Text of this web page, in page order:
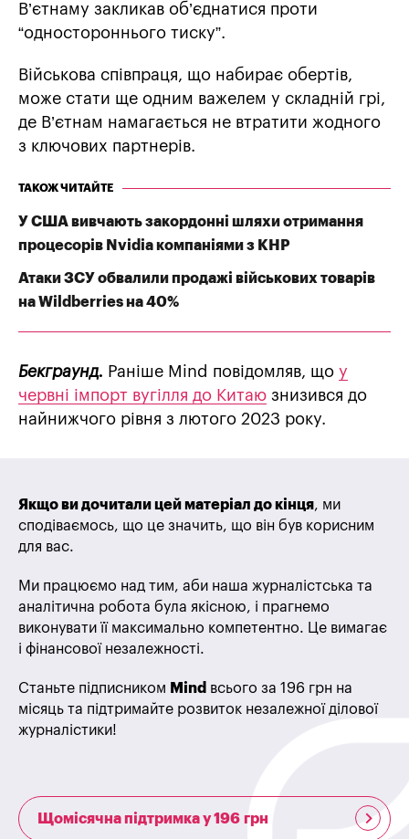
В’єтнаму закликав об’єднатися проти
“одностороннього тиску”.
Військова співпраця, що набирає обертів,
може стати ще одним важелем у складній грі,
де В’єтнам намагається не втратити жодного
з ключових партнерів.
ТАКОЖ ЧИТАЙТЕ
У США вивчають закордонні шляхи отримання
процесорів Nvidia компаніями з КНР
Атаки ЗСУ обвалили продажі військових товарів
на Wildberries на 40%
Бекграунд. Раніше Mind повідомляв, що у
червні імпорт вугілля до Китаю знизився до
найнижчого рівня з лютого 2023 року.
Якщо ви дочитали цей матеріал до кінця, ми
сподіваємось, що це значить, що він був корисним
для вас.
Ми працюємо над тим, аби наша журналістська та
аналітична робота була якісною, і прагнемо
виконувати її максимально компетентно. Це вимагає
і фінансової незалежності.
Станьте підписником Mind всього за 196 грн на
місяць та підтримайте розвиток незалежної ділової
журналістики!
Щомісячна підтримка у 196 грн